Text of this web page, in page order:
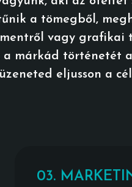
a tömegből,
vagy grafikai
a márkád történetét
eljusson a
03.